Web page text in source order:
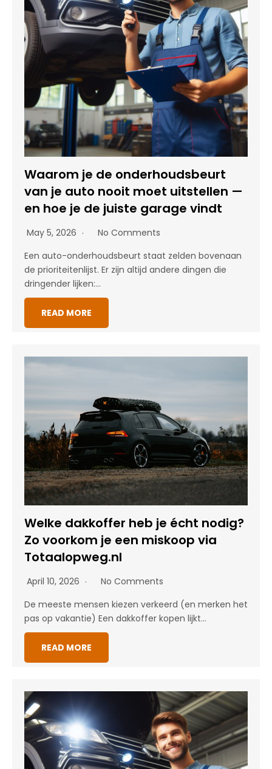
Waarom je de onderhoudsbeurt
van je auto nooit moet uitstellen —
en hoe je de juiste garage vindt
May 5, 2026
No Comments
Een auto-onderhoudsbeurt staat zelden bovenaan
de prioriteitenlijst. Er zijn altijd andere dingen die
dringender lijken:…
READ MORE
Welke dakkoffer heb je écht nodig?
Zo voorkom je een miskoop via
Totaalopweg.nl
April 10, 2026
No Comments
De meeste mensen kiezen verkeerd (en merken het
pas op vakantie) Een dakkoffer kopen lijkt…
READ MORE